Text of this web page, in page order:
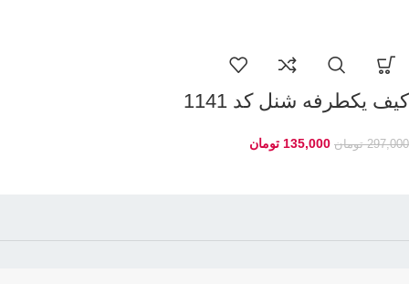
کیف یکطرفه شنل کد 1141
297,000 تومان 135,000 تومان